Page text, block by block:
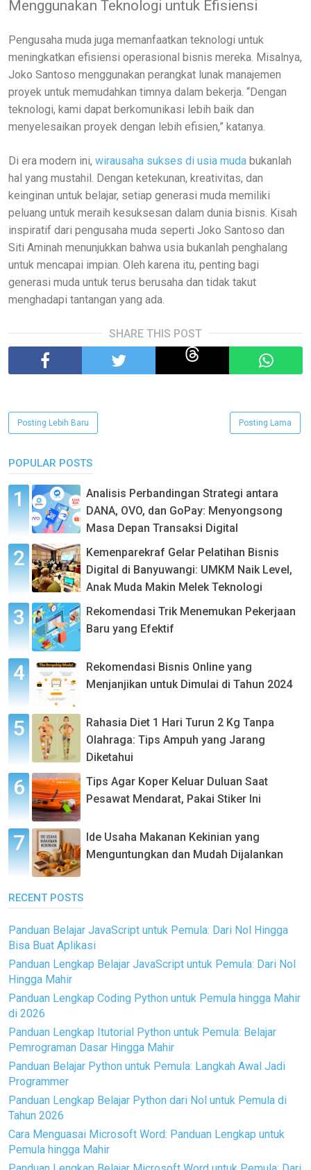
Menggunakan Teknologi untuk Efisiensi
Pengusaha muda juga memanfaatkan teknologi untuk
meningkatkan efisiensi operasional bisnis mereka. Misalnya,
Joko Santoso menggunakan perangkat lunak manajemen
proyek untuk memudahkan timnya dalam bekerja. “Dengan
teknologi, kami dapat berkomunikasi lebih baik dan
menyelesaikan proyek dengan lebih efisien,” katanya.
Di era modern ini, wirausaha sukses di usia muda bukanlah
hal yang mustahil. Dengan ketekunan, kreativitas, dan
keinginan untuk belajar, setiap generasi muda memiliki
peluang untuk meraih kesuksesan dalam dunia bisnis. Kisah
inspiratif dari pengusaha muda seperti Joko Santoso dan
Siti Aminah menunjukkan bahwa usia bukanlah penghalang
untuk mencapai impian. Oleh karena itu, penting bagi
generasi muda untuk terus berusaha dan tidak takut
menghadapi tantangan yang ada.
SHARE THIS POST
Posting Lebih Baru Posting Lama
POPULAR POSTS
Analisis Perbandingan Strategi antara
DANA, OVO, dan GoPay: Menyongsong
Masa Depan Transaksi Digital
Kemenparekraf Gelar Pelatihan Bisnis
Digital di Banyuwangi: UMKM Naik Level,
Anak Muda Makin Melek Teknologi
Rekomendasi Trik Menemukan Pekerjaan
Baru yang Efektif
Rekomendasi Bisnis Online yang
Menjanjikan untuk Dimulai di Tahun 2024
Rahasia Diet 1 Hari Turun 2 Kg Tanpa
Olahraga: Tips Ampuh yang Jarang
Diketahui
Tips Agar Koper Keluar Duluan Saat
Pesawat Mendarat, Pakai Stiker Ini
Ide Usaha Makanan Kekinian yang
Menguntungkan dan Mudah Dijalankan
RECENT POSTS
Panduan Belajar JavaScript untuk Pemula: Dari Nol Hingga
Bisa Buat Aplikasi
Panduan Lengkap Belajar JavaScript untuk Pemula: Dari Nol
Hingga Mahir
Panduan Lengkap Coding Python untuk Pemula hingga Mahir
di 2026
Panduan Lengkap Itutorial Python untuk Pemula: Belajar
Pemrograman Dasar Hingga Mahir
Panduan Belajar Python untuk Pemula: Langkah Awal Jadi
Programmer
Panduan Lengkap Belajar Python dari Nol untuk Pemula di
Tahun 2026
Cara Menguasai Microsoft Word: Panduan Lengkap untuk
Pemula hingga Mahir